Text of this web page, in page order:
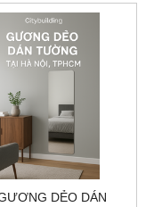
DẺO DÁN